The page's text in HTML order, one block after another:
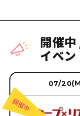
開催中
イベン
07/20